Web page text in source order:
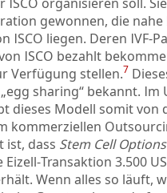
gewonnen, die nahe
ISCO liegen. Deren IVF-
ISCO bezahlt
Verfügung stellen.7
sharing“ bekannt. Im
dieses Modell somit von
kommerziellen
ist, dass Stem Cell Options
Transaktion 3.500
Wenn alles so läuft,